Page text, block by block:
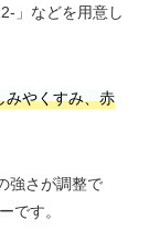
」などを用意し
みやくすみ、赤
強さが調整で
です。